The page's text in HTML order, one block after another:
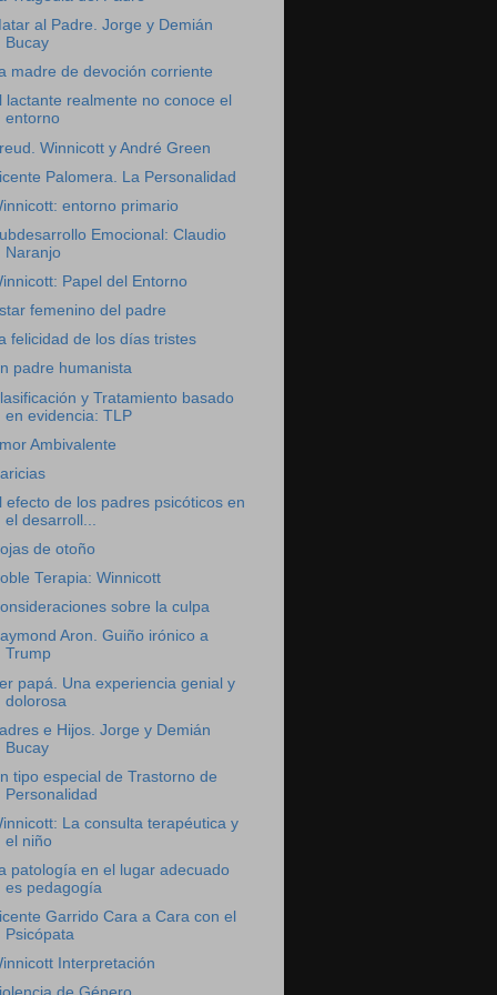
al Padre. Jorge y Demián
Bucay
madre de devoción corriente
lactante realmente no conoce el
entorno
Winnicott y André Green
Palomera. La Personalidad
entorno primario
Emocional: Claudio
Naranjo
Papel del Entorno
femenino del padre
felicidad de los días tristes
padre humanista
y Tratamiento basado
en evidencia: TLP
Ambivalente
efecto de los padres psicóticos en
el desarroll...
de otoño
Terapia: Winnicott
sobre la culpa
Aron. Guiño irónico a
Trump
papá. Una experiencia genial y
dolorosa
e Hijos. Jorge y Demián
Bucay
tipo especial de Trastorno de
Personalidad
La consulta terapéutica y
el niño
patología en el lugar adecuado
es pedagogía
Garrido Cara a Cara con el
Psicópata
Interpretación